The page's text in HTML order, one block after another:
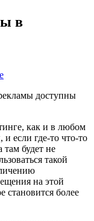
в
доступны
как и в любом
если где-то что-то
там будет не
такой
на этой
становится более